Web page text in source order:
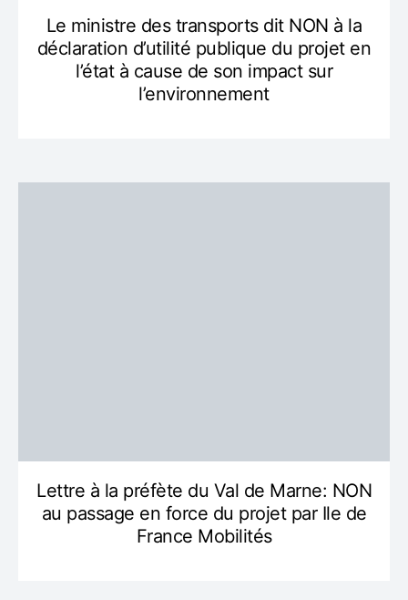
Le ministre des transports dit NON à la
déclaration d’utilité publique du projet en
l’état à cause de son impact sur
l’environnement
Lettre à la préfète du Val de Marne: NON
au passage en force du projet par Ile de
France Mobilités